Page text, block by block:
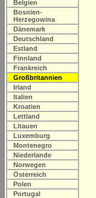
Belgien
Bosnien-
Herzegowina
Dänemark
Deutschland
Estland
Finnland
Frankreich
Großbritannien
Irland
Italien
Kroatien
Lettland
Litauen
Luxemburg
Montenegro
Niederlande
Norwegen
Österreich
Polen
Portugal